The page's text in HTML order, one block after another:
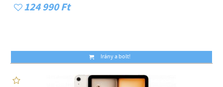
124 990 Ft
Irány a bolt!